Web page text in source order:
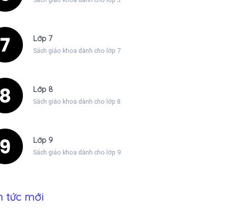
Lớp 7
Sách giáo khoa dành cho lớp 7
Lớp 8
Sách giáo khoa dành cho lớp 8
Lớp 9
Sách giáo khoa dành cho lớp 9
tức mới